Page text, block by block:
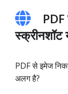
स्क्रीनशॉट
PDF से इमेज
अलग है?